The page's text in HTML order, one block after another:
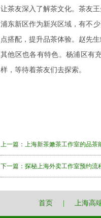
让茶友深入了解茶文化。茶友
浦东新区作为新兴区域，有不
点搭配，提升品茶体验。赵先
其他区也各有特色。杨浦区有
样，等待着茶友们去探索。
上一篇： 上海新茶嫩茶工作室的品茶
下一篇： 探秘上海外卖工作室预约流
首页 上海高